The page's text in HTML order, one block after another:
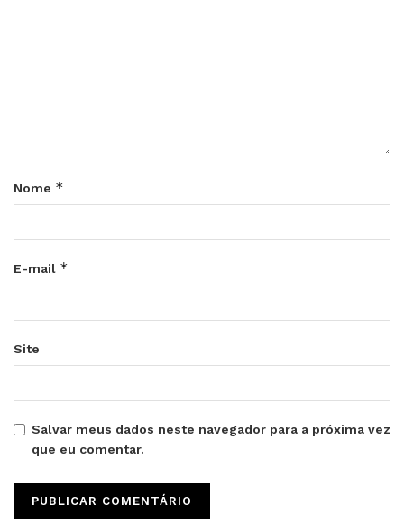
Nome *
E-mail *
Site
Salvar meus dados neste navegador para a próxima vez
que eu comentar.